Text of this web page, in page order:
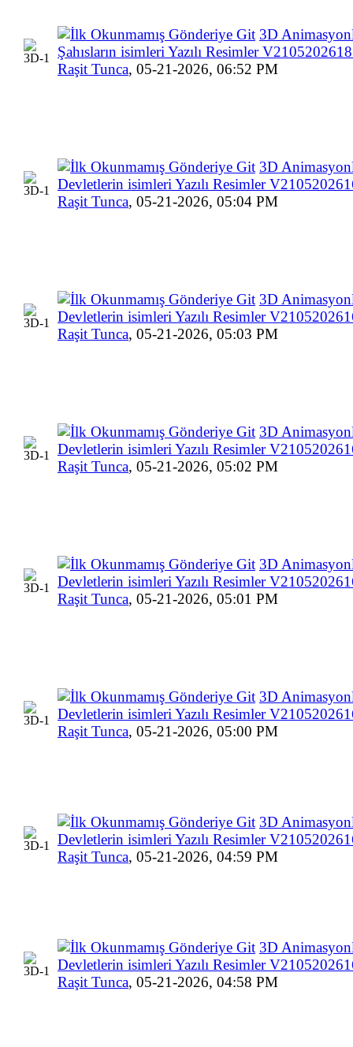
3D
Şahısların isimleri Yazılı Resimler
Raşit Tunca, 05-21-2026, 06:52 PM
3D
Devletlerin isimleri Yazılı Resimler
Raşit Tunca, 05-21-2026, 05:04 PM
3D
Devletlerin isimleri Yazılı Resimler
Raşit Tunca, 05-21-2026, 05:03 PM
3D
Devletlerin isimleri Yazılı Resimler
Raşit Tunca, 05-21-2026, 05:02 PM
3D
Devletlerin isimleri Yazılı Resimler
Raşit Tunca, 05-21-2026, 05:01 PM
3D
Devletlerin isimleri Yazılı Resimler
Raşit Tunca, 05-21-2026, 05:00 PM
3D
Devletlerin isimleri Yazılı Resimler
Raşit Tunca, 05-21-2026, 04:59 PM
3D
Devletlerin isimleri Yazılı Resimler
Raşit Tunca, 05-21-2026, 04:58 PM